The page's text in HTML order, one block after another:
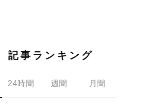
記事ランキング
24時間 週間 月間